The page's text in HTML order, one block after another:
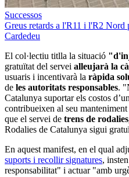
Successos
Greus retards a l'R11 i l'R2 Nord
Cardedeu
El col·lectiu titlla la situació
gratuïtat del servei alleujarà la
usuaris i incentivarà la ràpida
de les autoritats responsables.
Catalunya suportar els costos
contribueixen al seu
que el servei de trens de
Rodalies de Catalunya sigui
En aquest manifest, en el qual
suports i recollir signatures,
responsabilitat" i actuar "amb